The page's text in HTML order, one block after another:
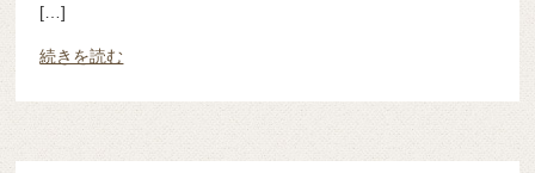
[…]
続きを読む